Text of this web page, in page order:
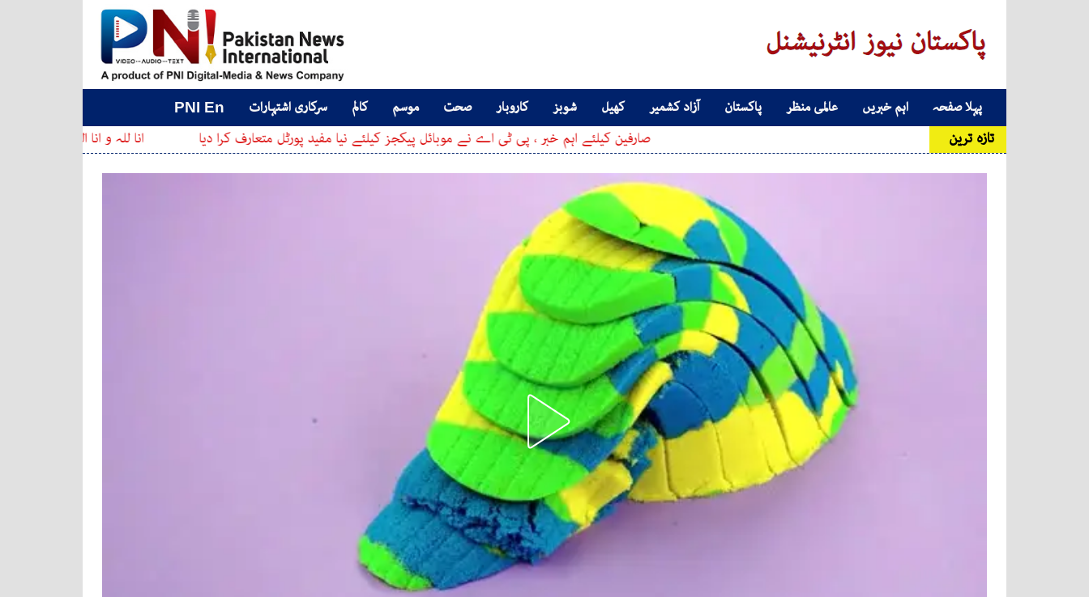
Main Navigationپہلا صفحہ اہم خبریں عالمی منظر پاکستان آزاد کشمیر کھیل شوبز کاروبار صحت موسم کالم سرکاری اشتہارات PNI En
تازہ ترین انا للہ و انا الیہ راجعون ، معروف صارفین کیلئے اہم خبر ، پی ٹی اے نے موبائل پیکجز کیلئے نیا مفید پورٹل متعارف کرا دیا